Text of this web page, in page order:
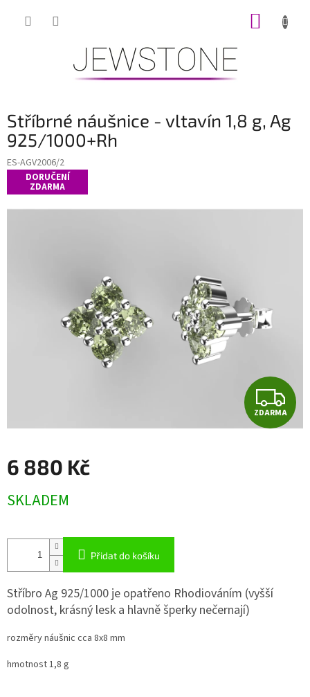
Stříbrné náušnice - vltavín 1,8 g, Ag
925/1000+Rh
ES-AGV2006/2
DORUČENÍ
ZDARMA
Z
D
ZDARMA
6 880 Kč
cena:
SKLADEM
Přidat do košíku
Stříbro Ag 925/1000 je opatřeno Rhodiováním (vyšší
odolnost, krásný lesk a hlavně šperky nečernají)
rozměry náušnic cca 8x8 mm
hmotnost 1,8 g